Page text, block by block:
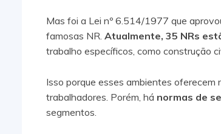
Mas foi a Lei nº 6.514/1977 que
famosas NR. Atualmente, 35 NRs
trabalho específicos, como construção
Isso porque esses ambientes
trabalhadores. Porém, há normas de
segmentos.